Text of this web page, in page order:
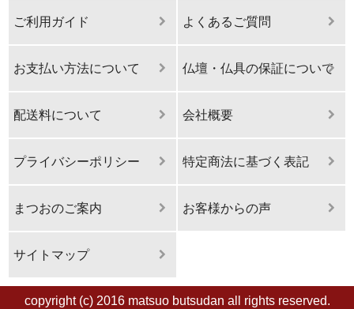
ご利用ガイド よくあるご質問
お支払い方法について 仏壇・仏具の保証について
配送料について 会社概要
プライバシーポリシー 特定商法に基づく表記
まつおのご案内 お客様からの声
サイトマップ
copyright (c) 2016 matsuo butsudan all rights reserved.